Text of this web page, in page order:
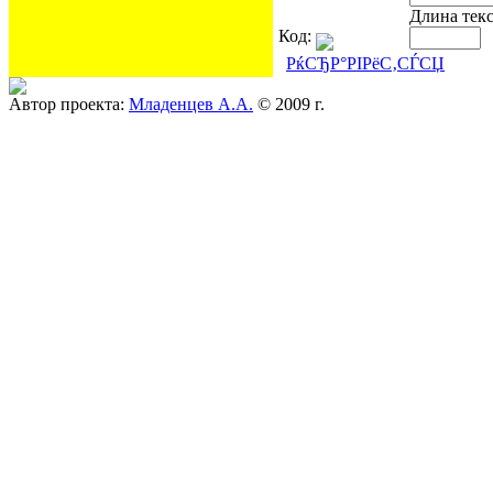
Длина
Код:
РќСЂР°РІРёС‚СЃСЏ
Автор проекта: Младенцев А.А. © 2009 г.